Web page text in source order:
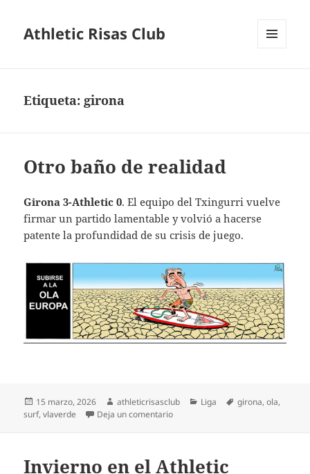
Athletic Risas Club
Etiqueta: girona
Otro baño de realidad
Girona 3-Athletic 0. El equipo del Txingurri vuelve
firmar un partido lamentable y volvió a hacerse
patente la profundidad de su crisis de juego.
Publicado
el
15 marzo, 2026 Autor
athleticrisasclub Categorías
Liga Etiquetas
girona,ola,
surf,vlaverde Deja un comentarioen Otro baño de realidad
Invierno en el Athletic